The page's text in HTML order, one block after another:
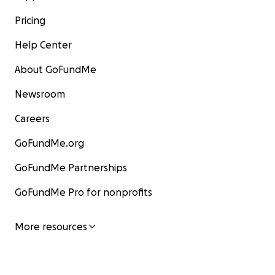
Pricing
Help Center
About GoFundMe
Newsroom
Careers
GoFundMe.org
GoFundMe Partnerships
GoFundMe Pro for nonprofits
More resources